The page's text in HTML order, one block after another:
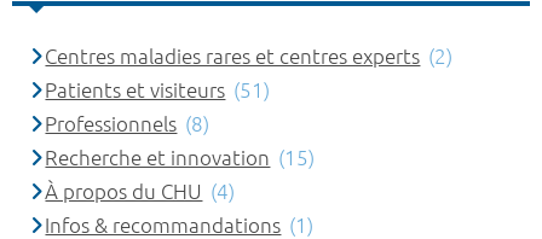
Centres maladies rares et centres experts (2)
Patients et visiteurs (51)
Professionnels (8)
Recherche et innovation (15)
À propos du CHU (4)
Infos & recommandations (1)